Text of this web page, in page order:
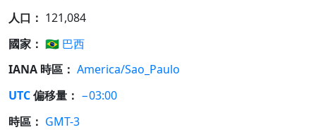
人口： 121,084
國家： 🇧🇷 巴西
IANA 時區： America/Sao_Paulo
UTC偏移量： −03:00
時區： GMT-3